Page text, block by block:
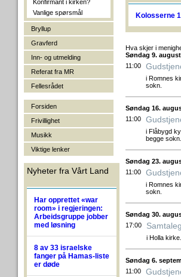
Konfirmant i kirken?
Vanlige spørsmål
Bryllup
Gravferd
Inn- og utmelding
Referat fra MR
Fellesrådet
Forsiden
Frivillighet
Musikk
Viktige lenker
Nyheter fra Vårt Land
Har opprettet «war
room» i regjeringen:
Arbeidsgruppe jobber
med løsning
8 av 33 israelske
fanger på Hamas-liste
er døde
Kolosserne
Hva skjer i
Søndag 9.
11:00
i Romnes
sokn.
Søndag 16.
11:00
i Flåbygd
begge sokn.
Søndag 23.
11:00
i Romnes
sokn.
Søndag 30.
17:00
i Holla kirke.
Søndag 6.
11:00